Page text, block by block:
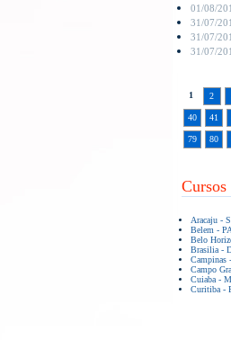
01/08/
31/07/
31/07/
31/07/
1 2
40 41
79 80
Aracaju -
Belem - PA
Belo
Brasilia -
Campinas
Campo
Cuiaba -
Curitiba -